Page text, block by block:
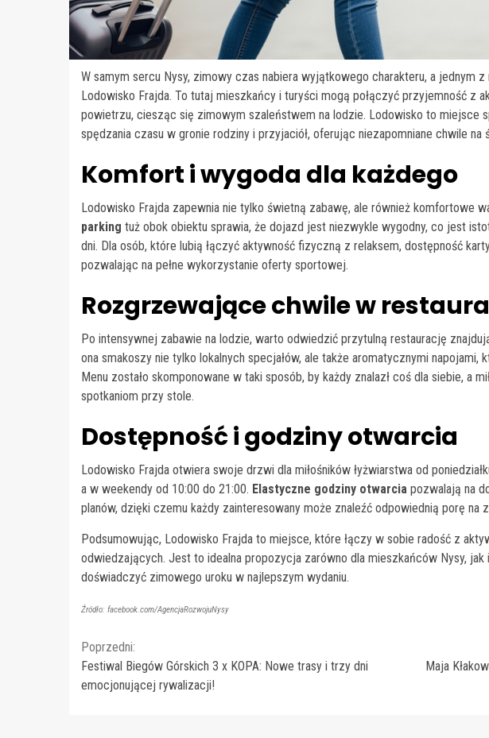
W samym sercu Nysy, zimowy czas nabiera wyjątkowego charakteru, a jednym
Lodowisko Frajda. To tutaj mieszkańcy i turyści mogą połączyć przyjemność z
powietrzu, ciesząc się zimowym szaleństwem na lodzie. Lodowisko to miejsce
spędzania czasu w gronie rodziny i przyjaciół, oferując niezapomniane chwile na
Komfort i wygoda dla każdego
Lodowisko Frajda zapewnia nie tylko świetną zabawę, ale również komfortowe
parking tuż obok obiektu sprawia, że dojazd jest niezwykle wygodny, co jest
dni. Dla osób, które lubią łączyć aktywność fizyczną z relaksem, dostępność
pozwalając na pełne wykorzystanie oferty sportowej.
Rozgrzewające chwile w
Po intensywnej zabawie na lodzie, warto odwiedzić przytulną restaurację
ona smakoszy nie tylko lokalnych specjałów, ale także aromatycznymi napojami,
Menu zostało skomponowane w taki sposób, by każdy znalazł coś dla siebie, a
spotkaniom przy stole.
Dostępność i godziny otwarcia
Lodowisko Frajda otwiera swoje drzwi dla miłośników łyżwiarstwa od
a w weekendy od 10:00 do 21:00. Elastyczne godziny otwarcia pozwalają na
planów, dzięki czemu każdy zainteresowany może znaleźć odpowiednią porę na
Podsumowując, Lodowisko Frajda to miejsce, które łączy w sobie radość z
odwiedzających. Jest to idealna propozycja zarówno dla mieszkańców Nysy,
doświadczyć zimowego uroku w najlepszym wydaniu.
Źródło: facebook.com/AgencjaRozwojuNysy
Continue
Reading
Poprzedni:
Festiwal Biegów Górskich 3 x KOPA: Nowe trasy i trzy dni
emocjonującej rywalizacji!
Maja